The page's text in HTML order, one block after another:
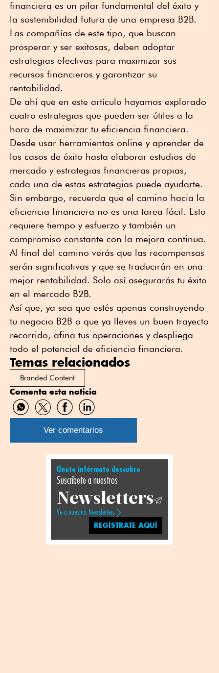
financiera es un pilar fundamental del éxito y
la sostenibilidad futura de una empresa B2B.
Las compañías de este tipo, que buscan
prosperar y ser exitosas, deben adoptar
estrategias efectivas para maximizar sus
recursos financieros y garantizar su
rentabilidad.
De ahí que en este artículo hayamos explorado
cuatro estrategias que pueden ser útiles a la
hora de maximizar tu eficiencia financiera.
Desde usar herramientas online y aprender de
los casos de éxito hasta elaborar estudios de
mercado y estrategias financieras propias,
cada una de estas estrategias puede ayudarte.
Sin embargo, recuerda que el camino hacia la
eficiencia financiera no es una tarea fácil. Esto
requiere tiempo y esfuerzo y también un
compromiso constante con la mejora continua.
Al final del camino verás que las recompensas
serán significativas y que se traducirán en una
mejor rentabilidad. Solo así asegurarás tu éxito
en el mercado B2B.
Así que, ya sea que estés apenas construyendo
tu negocio B2B o que ya lleves un buen trayecto
recorrido, afina tus operaciones y despliega
todo el potencial de eficiencia financiera.
Temas relacionados
Branded Content
Comenta esta noticia
Compartir
por
WhatsApp
Compartir
por
Twitter
Compartir
por
Facebook
Compartir
por
Linkedin
Ver comentarios
Únete infórmate descubre
Suscríbete a nuestros
Newsletters
Ve a nuestros Newsletters
REGÍSTRATE AQUÍ